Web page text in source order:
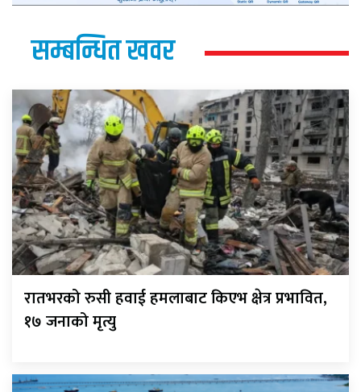
सम्बन्धित खवर
रातभरको रुसी हवाई हमलाबाट किएभ क्षेत्र प्रभावित,
१७ जनाको मृत्यु